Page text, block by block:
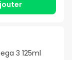
3 125ml